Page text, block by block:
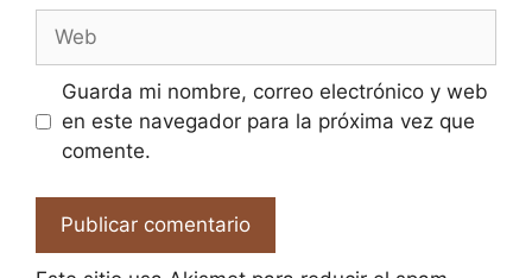
Web
Guarda mi nombre, correo electrónico y web
en este navegador para la próxima vez que
comente.